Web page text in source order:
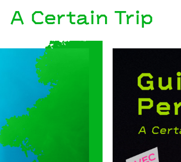
A Certain Trip